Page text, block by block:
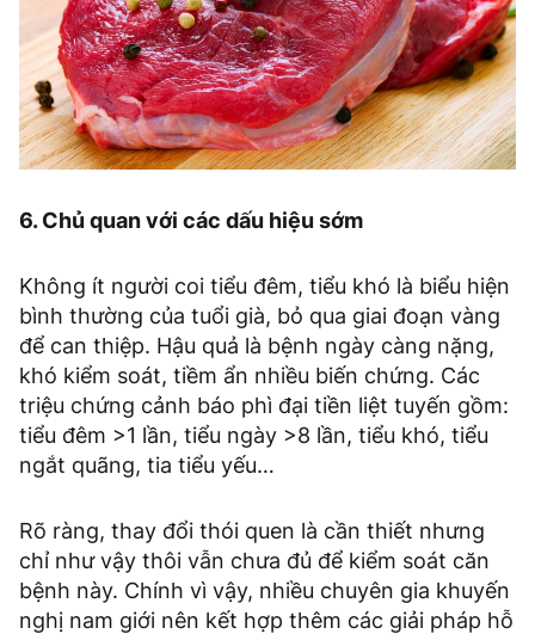
6. Chủ quan với các dấu hiệu sớm
Không ít người coi tiểu đêm, tiểu khó là biểu hiện
bình thường của tuổi già, bỏ qua giai đoạn vàng
để can thiệp. Hậu quả là bệnh ngày càng nặng,
khó kiểm soát, tiềm ẩn nhiều biến chứng. Các
triệu chứng cảnh báo phì đại tiền liệt tuyến gồm:
tiểu đêm >1 lần, tiểu ngày >8 lần, tiểu khó, tiểu
ngắt quãng, tia tiểu yếu…
Rõ ràng, thay đổi thói quen là cần thiết nhưng
chỉ như vậy thôi vẫn chưa đủ để kiểm soát căn
bệnh này. Chính vì vậy, nhiều chuyên gia khuyến
nghị nam giới nên kết hợp thêm các giải pháp hỗ